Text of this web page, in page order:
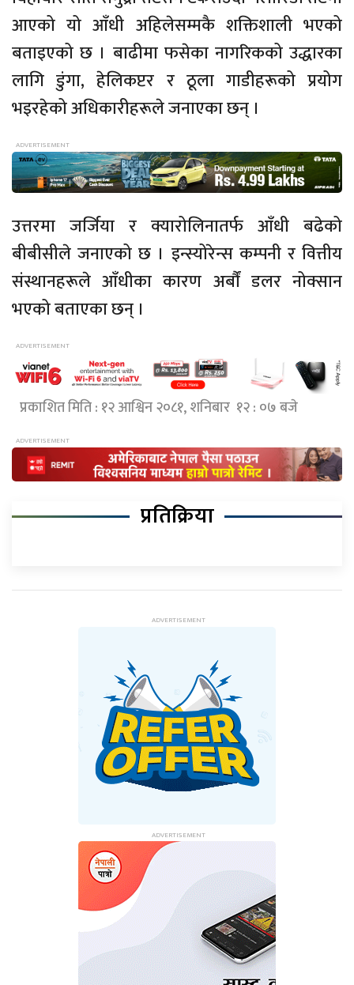
आएको यो आँधी अहिलेसम्मकै शक्तिशाली भएको
बताइएको छ । बाढीमा फसेका नागरिकको उद्धारका
लागि डुंगा, हेलिकप्टर र ठूला गाडीहरूको प्रयोग
भइरहेको अधिकारीहरूले जनाएका छन् ।
उत्तरमा जर्जिया र क्यारोलिनातर्फ आँधी बढेको
बीबीसीले जनाएको छ । इन्स्योरेन्स कम्पनी र वित्तीय
संस्थानहरूले आँधीका कारण अर्बौं डलर नोक्सान
भएको बताएका छन् ।
प्रकाशित मिति : १२ आश्विन २०८१, शनिबार १२ : ०७ बजे
प्रतिक्रिया